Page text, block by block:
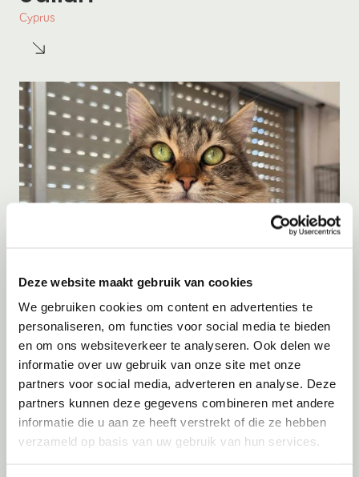
Deze website maakt gebruik van cookies
We gebruiken cookies om content en advertenties te
personaliseren, om functies voor social media te bieden
en om ons websiteverkeer te analyseren. Ook delen we
informatie over uw gebruik van onze site met onze
partners voor social media, adverteren en analyse. Deze
partners kunnen deze gegevens combineren met andere
informatie die u aan ze heeft verstrekt of die ze hebben
verzameld op basis van uw gebruik van hun services.
Cyprus
Adoptie06-08-2026
Jumby